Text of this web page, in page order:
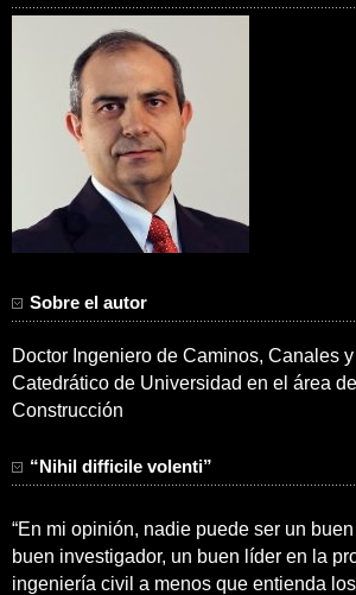
Sobre el autor
Doctor Ingeniero de Caminos, Canales
Catedrático de Universidad en el área
Construcción
“Nihil difficile volenti”
“En mi opinión, nadie puede ser un
buen investigador, un buen líder en la
ingeniería civil a menos que entienda